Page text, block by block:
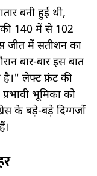
बनी हुई थी,
140 में से 102
जीत में सतीशन का
बार-बार इस बात
है।" लेफ्ट फ्रंट की
भूमिका को
के बड़े-बड़े दिग्गजों